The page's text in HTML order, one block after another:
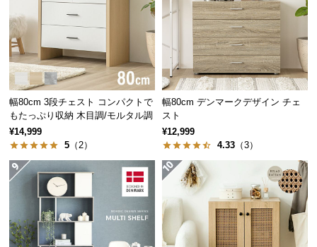
て
搬
入
経
路
に
つ
て
品・
キ
厚み 約2.5cm
アイディア次第で使い方いろいろ
幅80cm 3段チェスト コンパクトで
もたっぷり収納 木目調/モルタル調
¥14,999
5 （2）
幅80cm デンマークデザイン チェ
スト
¥12,999
4.33 （3）